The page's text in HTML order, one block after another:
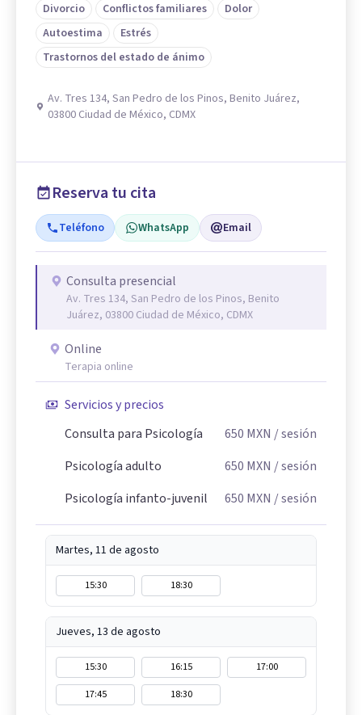
Divorcio
Conflictos familiares
Dolor
Autoestima
Estrés
Trastornos del estado de ánimo
Av. Tres 134, San Pedro de los Pinos, Benito Juárez,
03800 Ciudad de México, CDMX
Reserva tu cita
Teléfono WhatsApp Email
Consulta presencial
Av. Tres 134, San Pedro de los Pinos, Benito
Juárez, 03800 Ciudad de México, CDMX
Online
Terapia online
Servicios y precios
Consulta para Psicología
650 MXN / sesión
Psicología adulto
650 MXN / sesión
Psicología infanto-juvenil
650 MXN / sesión
Martes, 11 de agosto
15:30 18:30
Jueves, 13 de agosto
15:30 16:15
17:00
17:45
18:30